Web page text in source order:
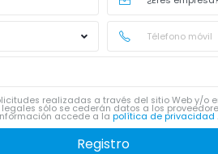
realizadas a través del sitio Web y/o
sólo se cederán datos a los
accede a la política de privacidad .
Registro